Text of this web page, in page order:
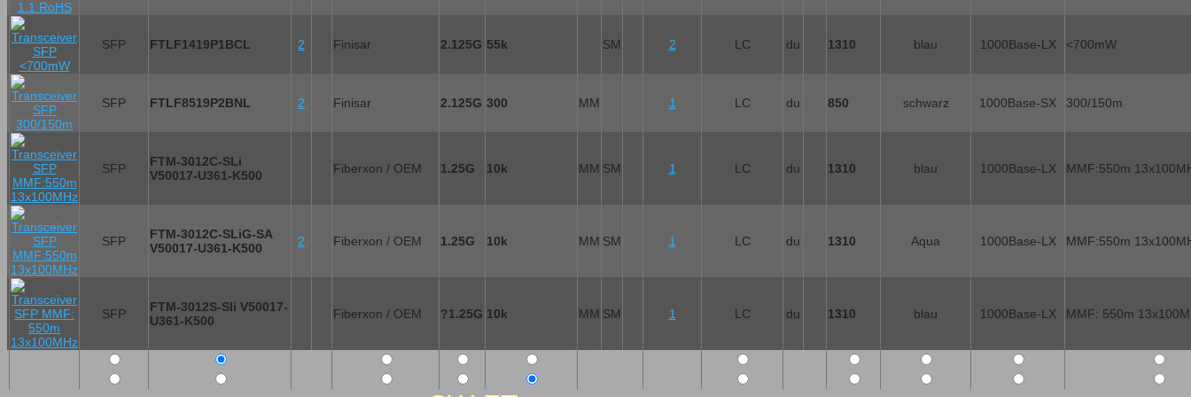
SFP FTLF1419P1BCL 2 Finisar 2.125G 55k SM 2 LC du 1310 blau 1000Base-LX <700mW
SFP FTLF8519P2BNL 2 Finisar 2.125G 300 MM 1 LC du 850 schwarz 1000Base-SX 300/150m
SFP
FTM-3012C-SLi
V50017-U361-K500
Fiberxon / OEM 1.25G 10k MM SM 1 LC du 1310 blau 1000Base-LX MMF:550m
SFP
FTM-3012C-SLiG-SA
V50017-U361-K500
2 Fiberxon / OEM 1.25G 10k MM SM 1 LC du 1310 Aqua 1000Base-LX MMF:550m
SFP
FTM-3012S-Sli V50017-
U361-K500
Fiberxon / OEM ?1.25G 10k MM SM 1 LC du 1310 blau 1000Base-LX MMF: 550m